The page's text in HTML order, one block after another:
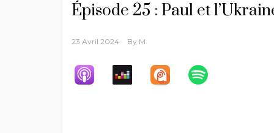
Épisode 25 : Paul et
23 Avril 2024 By M.